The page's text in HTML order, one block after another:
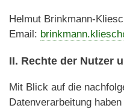
Helmut Brinkmann-
Email:
II. Rechte der Nutzer
Mit Blick auf die
Datenverarbeitung